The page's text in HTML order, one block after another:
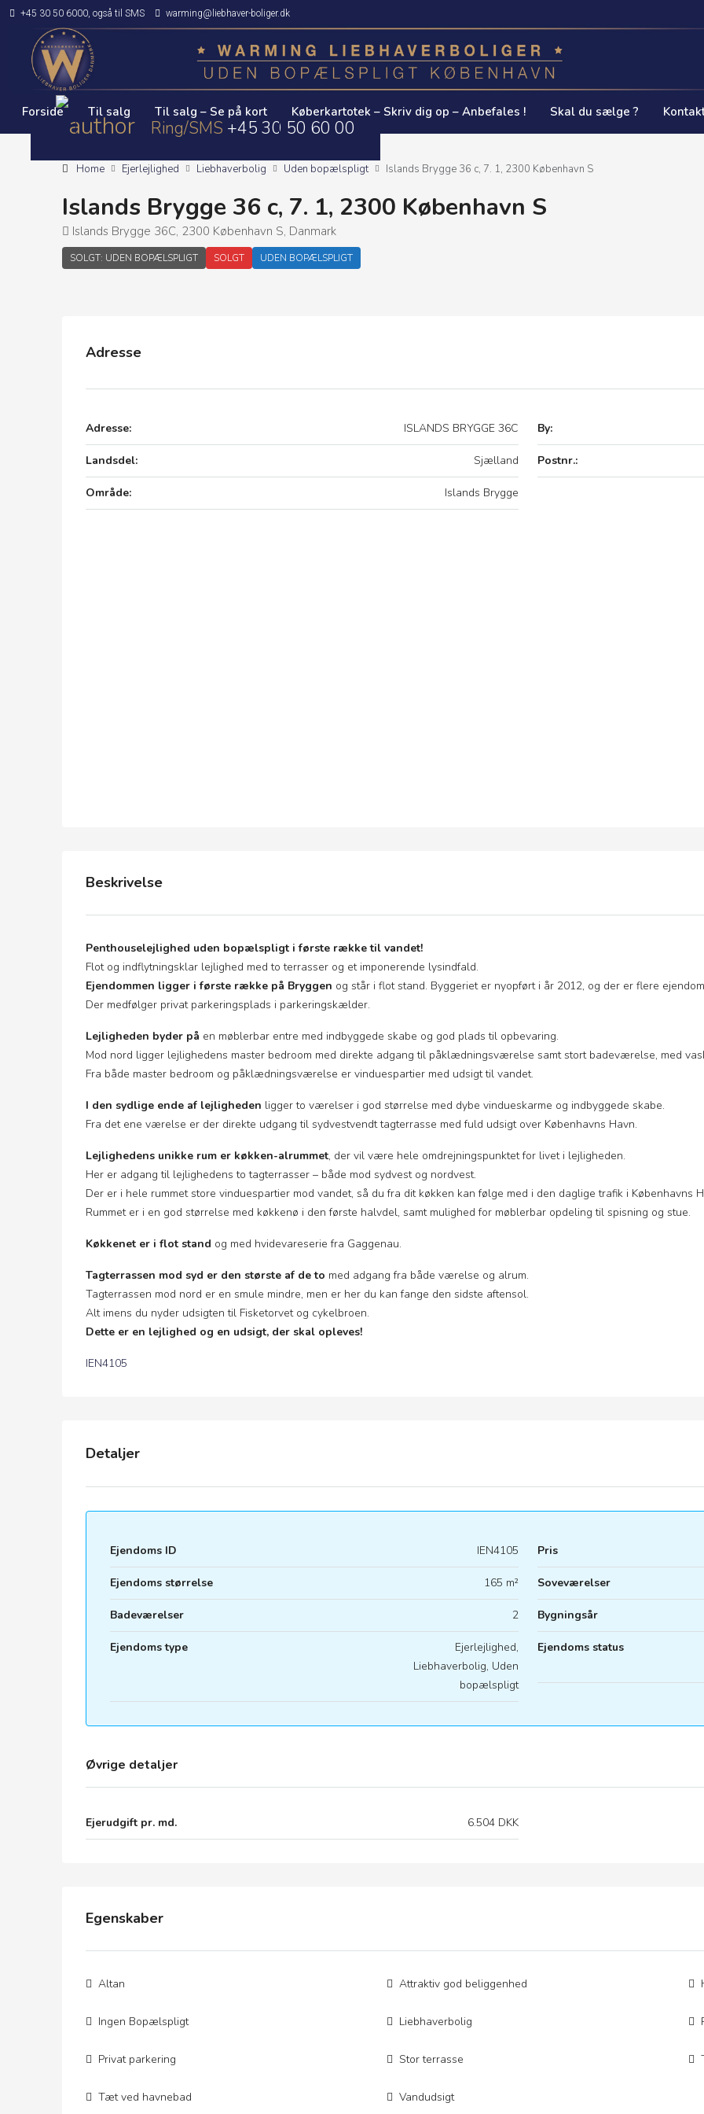
+45 30 50 6000, også til SMS warming@liebhaver-boliger.dk
Ring/SMS +45 30 50 60 00
Forside Til salg Til salg – Se på kort Køberkartotek – Skriv dig op – Anbefales ! Skal du sælge ?
Home Ejerlejlighed Liebhaverbolig Uden bopælspligt Islands Brygge 36 c, 7. 1, 2300 København S
Islands Brygge 36 c, 7. 1, 2300 København S
Islands Brygge 36C, 2300 København S, Danmark
SOLGT: UDEN BOPÆLSPLIGT SOLGT UDEN BOPÆLSPLIGT
Adresse
Adresse: ISLANDS BRYGGE 36C By:
Landsdel: Sjælland Postnr.:
Område: Islands Brygge
Beskrivelse
Penthouselejlighed uden bopælspligt i første række til vandet!
Flot og indflytningsklar lejlighed med to terrasser og et imponerende lysindfald.
Ejendommen ligger i første række på Bryggen og står i flot stand. Byggeriet er nyopført i år 2012, og der er flere
Der medfølger privat parkeringsplads i parkeringskælder.
Lejligheden byder på en møblerbar entre med indbyggede skabe og god plads til opbevaring.
Mod nord ligger lejlighedens master bedroom med direkte adgang til påklædningsværelse samt stort badeværelse, med
Fra både master bedroom og påklædningsværelse er vinduespartier med udsigt til vandet.
I den sydlige ende af lejligheden ligger to værelser i god størrelse med dybe vindueskarme og indbyggede skabe.
Fra det ene værelse er der direkte udgang til sydvestvendt tagterrasse med fuld udsigt over Københavns Havn.
Lejlighedens unikke rum er køkken-alrummet, der vil være hele omdrejningspunktet for livet i lejligheden.
Her er adgang til lejlighedens to tagterrasser – både mod sydvest og nordvest.
Der er i hele rummet store vinduespartier mod vandet, så du fra dit køkken kan følge med i den daglige trafik i Københavns
Rummet er i en god størrelse med køkkenø i den første halvdel, samt mulighed for møblerbar opdeling til spisning og stue.
Køkkenet er i flot stand og med hvidevareserie fra Gaggenau.
Tagterrassen mod syd er den største af de to med adgang fra både værelse og alrum.
Tagterrassen mod nord er en smule mindre, men er her du kan fange den sidste aftensol.
Alt imens du nyder udsigten til Fisketorvet og cykelbroen.
Dette er en lejlighed og en udsigt, der skal opleves!
IEN4105
Detaljer
Ejendoms ID IEN4105 Pris
Ejendoms størrelse 165 m² Soveværelser
Badeværelser 2 Bygningsår
Ejendoms type
Ejerlejlighed,
Liebhaverbolig, Uden
bopælspligt
Ejendoms status
Øvrige detaljer
Ejerudgift pr. md. 6.504 DKK
Egenskaber
Altan Attraktiv god beliggenhed
Ingen Bopælspligt Liebhaverbolig
Privat parkering Stor terrasse
Tæt ved havnebad Vandudsigt